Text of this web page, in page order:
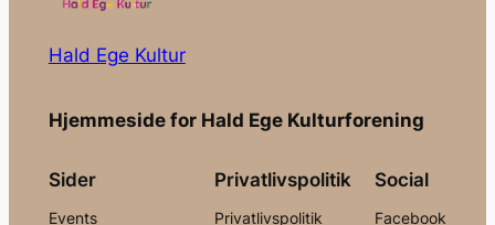
Hald Ege Kultur
Hjemmeside for Hald Ege Kulturforening
Sider
Events
Privatlivspolitik
Privatlivspolitik
Social
Facebook